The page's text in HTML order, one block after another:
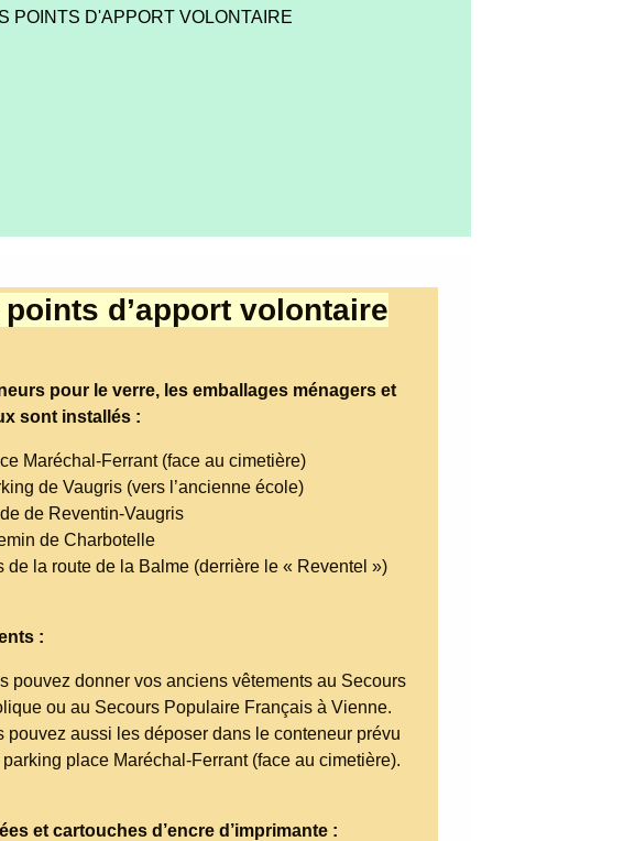
POINTS D'APPORT VOLONTAIRE
points d’apport volontaire
pour le verre, les emballages ménagers et
sont installés :
Maréchal-Ferrant (face au cimetière)
de Vaugris (vers l’ancienne école)
de Reventin-Vaugris
de Charbotelle
la route de la Balme (derrière le « Reventel »)
:
pouvez donner vos anciens vêtements au Secours
ou au Secours Populaire Français à Vienne.
pouvez aussi les déposer dans le conteneur prévu
place Maréchal-Ferrant (face au cimetière).
et cartouches d’encre d’imprimante :